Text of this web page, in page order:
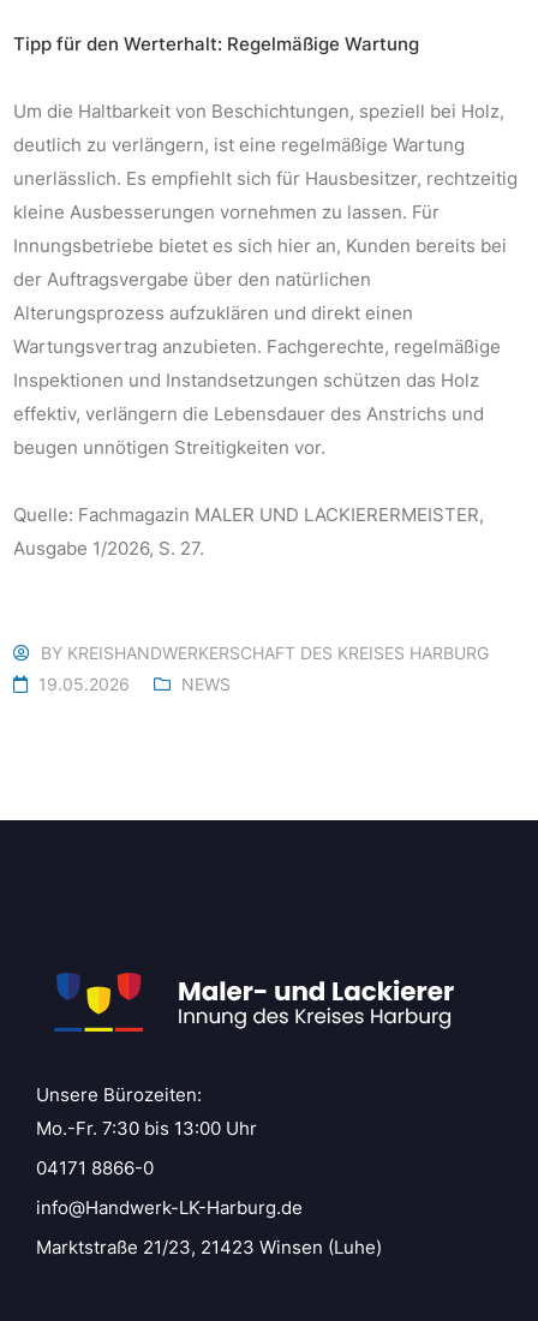
Tipp für den Werterhalt: Regelmäßige Wartung
Um die Haltbarkeit von Beschichtungen, speziell bei Holz,
deutlich zu verlängern, ist eine regelmäßige Wartung
unerlässlich. Es empfiehlt sich für Hausbesitzer, rechtzeitig
kleine Ausbesserungen vornehmen zu lassen. Für
Innungsbetriebe bietet es sich hier an, Kunden bereits bei
der Auftragsvergabe über den natürlichen
Alterungsprozess aufzuklären und direkt einen
Wartungsvertrag anzubieten. Fachgerechte, regelmäßige
Inspektionen und Instandsetzungen schützen das Holz
effektiv, verlängern die Lebensdauer des Anstrichs und
beugen unnötigen Streitigkeiten vor.
Quelle: Fachmagazin MALER UND LACKIERERMEISTER,
Ausgabe 1/2026, S. 27.
BY KREISHANDWERKERSCHAFT DES KREISES HARBURG
19.05.2026
NEWS
Unsere Bürozeiten:
Mo.-Fr. 7:30 bis 13:00 Uhr
04171 8866-0
info@Handwerk-LK-Harburg.de
Marktstraße 21/23, 21423 Winsen (Luhe)